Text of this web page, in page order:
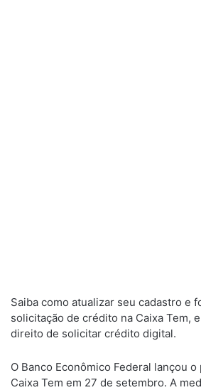
Saiba como atualizar seu cadastro e
solicitação de crédito na Caixa Tem,
direito de solicitar crédito digital.
O Banco Econômico Federal lançou
Caixa Tem em 27 de setembro. A